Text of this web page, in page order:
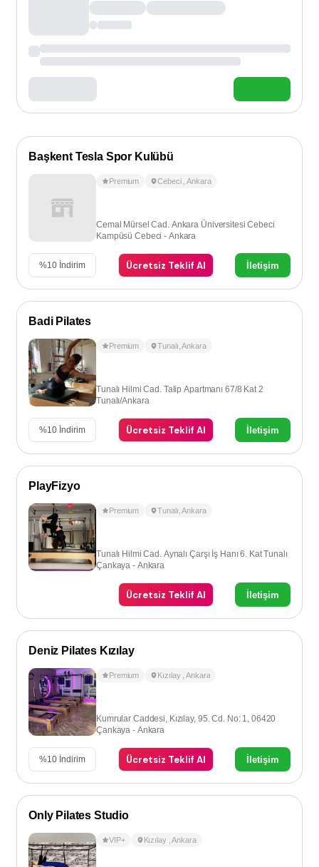
Başkent Tesla Spor Kulübü
Premium Cebeci ,Ankara
Cemal Mürsel Cad. Ankara Üniversitesi Cebeci
Kampüsü Cebeci - Ankara
%10 İndirim Ücretsiz Teklif Al İletişim
Badi Pilates
Premium Tunalı ,Ankara
Tunalı Hilmi Cad. Talip Apartmanı 67/8 Kat 2
Tunalı/Ankara
%10 İndirim Ücretsiz Teklif Al İletişim
PlayFizyo
Premium Tunalı ,Ankara
Tunalı Hilmi Cad. Aynalı Çarşı İş Hanı 6. Kat Tunalı
Çankaya - Ankara
Ücretsiz Teklif Al İletişim
Deniz Pilates Kızılay
Premium Kızılay ,Ankara
Kumrular Caddesi, Kızılay, 95. Cd. No: 1, 06420
Çankaya - Ankara
%10 İndirim Ücretsiz Teklif Al İletişim
Only Pilates Studio
VIP+ Kızılay ,Ankara